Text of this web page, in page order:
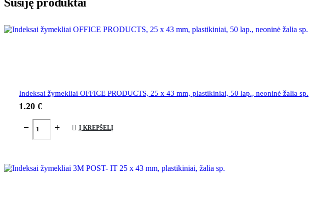
Indeksai žymekliai OFFICE PRODUCTS, 25 x 43 mm, plastikiniai, 50 lap., neoninė žalia sp.
1.20 €
Į KREPŠELĮ